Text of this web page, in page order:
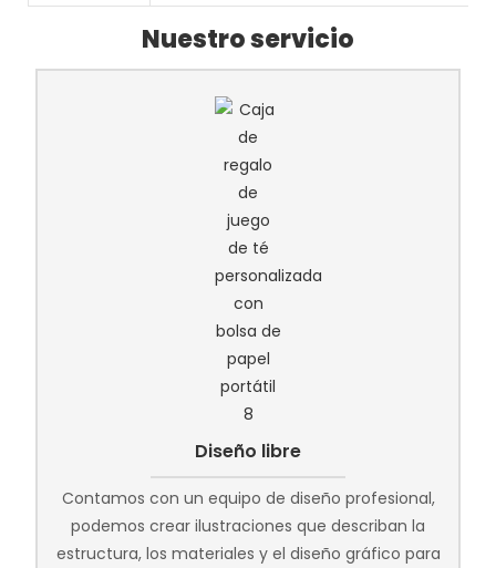
Nuestro servicio
Diseño libre
Contamos con un equipo de diseño profesional,
podemos crear ilustraciones que describan la
estructura, los materiales y el diseño gráfico para